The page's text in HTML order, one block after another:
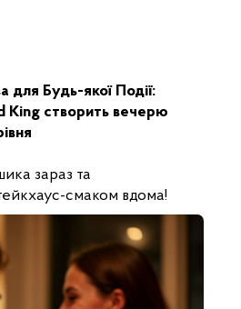
для Будь-якої Події:
King створить вечерю
зараз та
смаком вдома!